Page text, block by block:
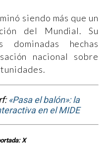
siendo más que un
del Mundial. Su
hechas
nacional sobre
«Pasa el balón»: la
en el MIDE
X